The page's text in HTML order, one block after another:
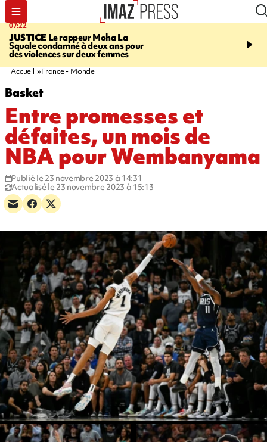
07:22
JUSTICE Le rappeur Moha La
Squale condamné à deux ans pour
des violences sur deux femmes
10:46
décède en juillet, 18
Accueil France - Monde
Basket
Entre promesses et
défaites, un mois de
NBA pour Wembanyama
Publié le 23 novembre 2023 à 14:31
Actualisé le 23 novembre 2023 à 15:13